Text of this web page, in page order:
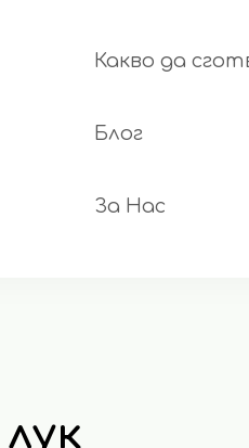
Какво да
Блог
За Нас